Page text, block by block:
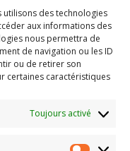
utilisons des technologies
aux informations des
nous permettra de
de navigation ou les ID
ou de retirer son
certaines caractéristiques
Toujours activé